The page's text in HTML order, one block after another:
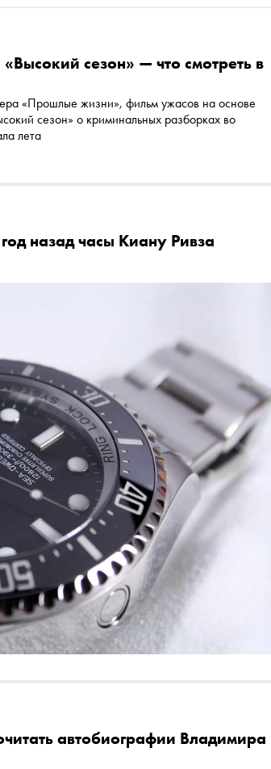
сезон» — что смотреть в
«Прошлые жизни», фильм ужасов на основе
сезон» о криминальных разборках во
лета
назад часы Киану Ривза
автобиографии Владимира